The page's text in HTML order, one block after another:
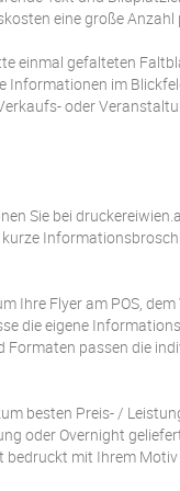
eine große Anzahl
einmal gefalteten
im
oder
Sie bei
Ihre Flyer am POS,
die eigene
passen die
besten Preis- /
oder Overnight
bedruckt mit Ihrem